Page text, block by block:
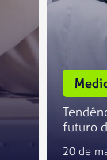
futuro
20 de